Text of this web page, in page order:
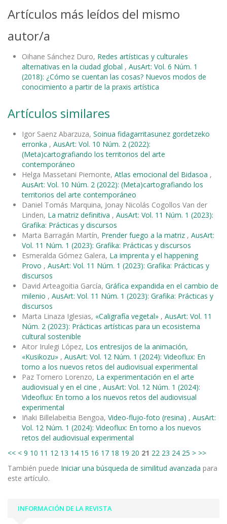
Artículos más leídos del mismo
autor/a
Oihane Sánchez Duro, Redes artísticas y culturales
alternativas en la ciudad global , AusArt: Vol. 6 Núm. 1
(2018): ¿Cómo se cuentan las cosas? Nuevos modos de
conocimiento a partir de la praxis artística
Artículos similares
Igor Saenz Abarzuza, Soinua fidagarritasunez gordetzeko
erronka , AusArt: Vol. 10 Núm. 2 (2022):
(Meta)cartografiando los territorios del arte
contemporáneo
Helga Massetani Piemonte, Atlas emocional del Bidasoa ,
AusArt: Vol. 10 Núm. 2 (2022): (Meta)cartografiando los
territorios del arte contemporáneo
Daniel Tomás Marquina, Jonay Nicolás Cogollos Van der
Linden, La matriz definitiva , AusArt: Vol. 11 Núm. 1 (2023):
Grafika: Prácticas y discursos
Marta Barragán Martín, Prender fuego a la matriz , AusArt:
Vol. 11 Núm. 1 (2023): Grafika: Prácticas y discursos
Esmeralda Gómez Galera, La imprenta y el happening
Provo , AusArt: Vol. 11 Núm. 1 (2023): Grafika: Prácticas y
discursos
David Arteagoitia García, Gráfica expandida en el cambio de
milenio , AusArt: Vol. 11 Núm. 1 (2023): Grafika: Prácticas y
discursos
Marta Linaza Iglesias, «Caligrafía vegetal» , AusArt: Vol. 11
Núm. 2 (2023): Prácticas artísticas para un ecosistema
cultural sostenible
Aitor Irulegi López, Los entresijos de la animación,
«Kusikozu» , AusArt: Vol. 12 Núm. 1 (2024): Videoflux: En
torno a los nuevos retos del audiovisual experimental
Paz Tornero Lorenzo, La experimentación en el arte
audiovisual y en el cine , AusArt: Vol. 12 Núm. 1 (2024):
Videoflux: En torno a los nuevos retos del audiovisual
experimental
Iñaki Billelabeitia Bengoa, Video-flujo-foto (resina) , AusArt:
Vol. 12 Núm. 1 (2024): Videoflux: En torno a los nuevos
retos del audiovisual experimental
<< < 9 10 11 12 13 14 15 16 17 18 19 20 21 22 23 24 25 > >>
También puede Iniciar una búsqueda de similitud avanzada para
este artículo.
INFORMACIÓN DE LA REVISTA